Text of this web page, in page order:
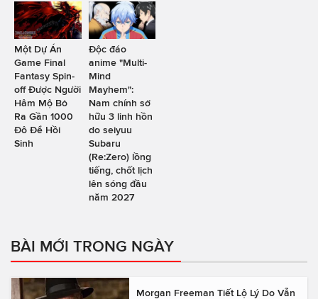
Một Dự Án
Game Final
Fantasy Spin-
off Được Người
Hâm Mộ Bỏ
Ra Gần 1000
Đô Để Hồi
Sinh
Độc đáo
anime "Multi-
Mind
Mayhem":
Nam chính sở
hữu 3 linh hồn
do seiyuu
Subaru
(Re:Zero) lồng
tiếng, chốt lịch
lên sóng đầu
năm 2027
BÀI MỚI TRONG NGÀY
Morgan Freeman Tiết Lộ Lý Do Vẫn